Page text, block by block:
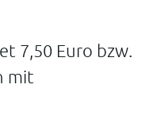
7,50 Euro bzw.
mit